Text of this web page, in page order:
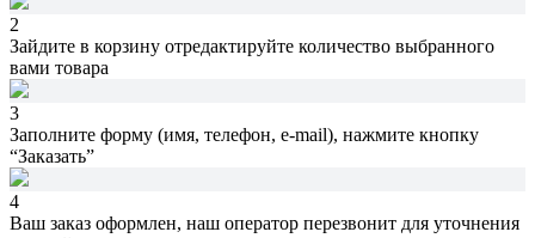
2
Зайдите в корзину отредактируйте количество выбранного
вами товара
3
Заполните форму (имя, телефон, e-mail), нажмите кнопку
“Заказать”
4
Ваш заказ оформлен, наш оператор перезвонит для уточнения